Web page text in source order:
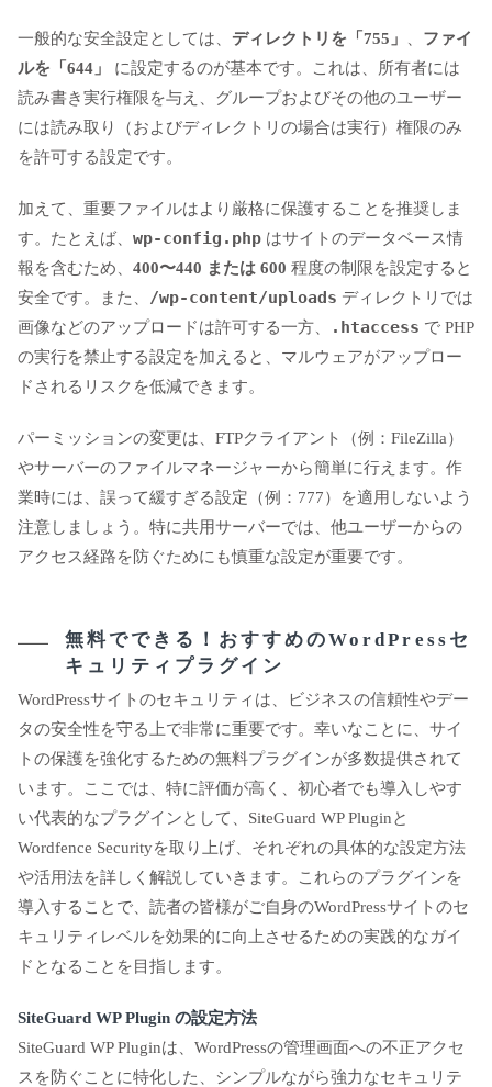
一般的な安全設定としては、 ディレクトリを「755」
ファイ
ルを「644」
に設定するのが基本です。これは、所有者には
読み書き実行権限を与え、グループおよびその他のユーザー
には読み取り（およびディレクトリの場合は実行）権限のみ
を許可する設定です。
加えて、重要ファイルはより厳格に保護することを推奨しま
す。たとえば、 wp-config.php はサイトのデータベース情
報を含むため、 400〜440 または 600 程度の制限を設定すると
安全です。また、 /wp-content/uploads ディレクトリでは
画像などのアップロードは許可する一方、
.htaccess で PHP
の実行を禁止する設定を加えると、マルウェアがアップロー
ドされるリスクを低減できます。
パーミッションの変更は、FTPクライアント（例：FileZilla）
やサーバーのファイルマネージャーから簡単に行えます。作
業時には、誤って緩すぎる設定（例：777）を適用しないよう
注意しましょう。特に共用サーバーでは、他ユーザーからの
アクセス経路を防ぐためにも慎重な設定が重要です。
無料でできる！おすすめのWordPressセ
キュリティプラグイン
WordPressサイトのセキュリティは、ビジネスの信頼性やデー
タの安全性を守る上で非常に重要です。幸いなことに、サイ
トの保護を強化するための無料プラグインが多数提供されて
います。ここでは、特に評価が高く、初心者でも導入しやす
い代表的なプラグインとして、SiteGuard WP Pluginと
Wordfence Securityを取り上げ、それぞれの具体的な設定方法
や活用法を詳しく解説していきます。これらのプラグインを
導入することで、読者の皆様がご自身のWordPressサイトのセ
キュリティレベルを効果的に向上させるための実践的なガイ
ドとなることを目指します。
SiteGuard WP Plugin の設定方法
SiteGuard WP Pluginは、WordPressの管理画面への不正アクセ
スを防ぐことに特化した、シンプルながら強力なセキュリテ